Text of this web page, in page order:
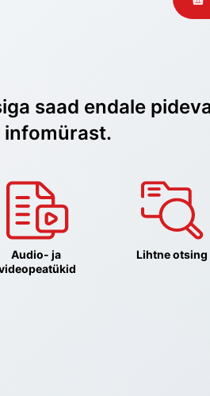
saad endale
infomürast.
Audio- ja
Lihtne otsing